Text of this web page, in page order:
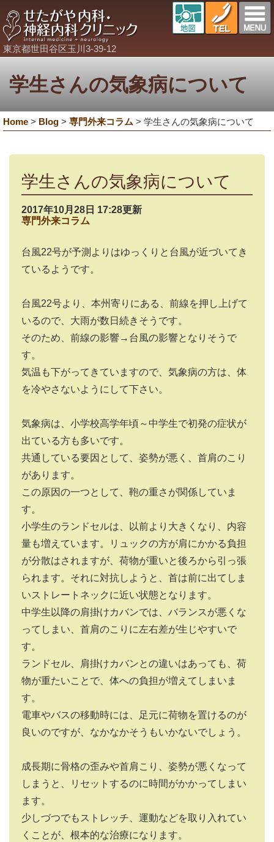
東京都世田谷区玉川3-39-12
学生さんの気象病について
Home > Blog > 専門外来コラム > 学生さんの気象病について
学生さんの気象病について
2017年10月28日 17:28更新
専門外来コラム
台風22号が予測よりはゆっくりと台風が近づいてき
ているようです。
台風22号より、本州寄りにある、前線を押し上げて
いるので、大雨が数日続きそうです。
そのため、前線の影響→台風の影響となりそうで
す。
気温も下がってきていますので、気象病の方は、体
を冷やさないようにして下さい。
気象病は、小学校高学年頃～中学生で初発の症状が
出ている方も多いです。
共通している要因として、姿勢が悪く、首肩のこり
があります。
この原因の一つとして、鞄の重さが関係していま
す。
小学生のランドセルは、以前より大きくなり、内容
量も増えています。リュックの方が肩にかかる負担
が分散はされますが、荷物が重いと後ろから引っ張
られます。それに対抗しようと、首は前に出てしま
いストレートネックに近い状態となります。
中学生以降の肩掛けカバンでは、バランスが悪くな
ってしまい、首肩のこりに左右差が生じやすいで
す。
ランドセル、肩掛けカバンとの違いはあっても、荷
物が重たいことで、体への負担が増えてしまいま
す。
電車やバスの移動時には、足元に荷物を置けるのが
良いのですが、なかなかそうもいかないでしょう。
成長期に骨格の歪みや首肩こり、姿勢が悪くなって
しまうと、リセットするのに時間がかかってしまい
ます。
少しづつでもストレッチ、運動などを取り入れてい
くことが、根本的な治療になります。